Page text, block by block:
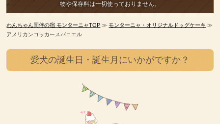
物や保存料は一切使っておりません。
わんちゃん同伴の宿 モンターニャTOP ≫モンターニャ・オリジナルドッグケーキ ≫
アメリカンコッカースパニエル
愛犬の誕生日・誕生月にいかがですか？